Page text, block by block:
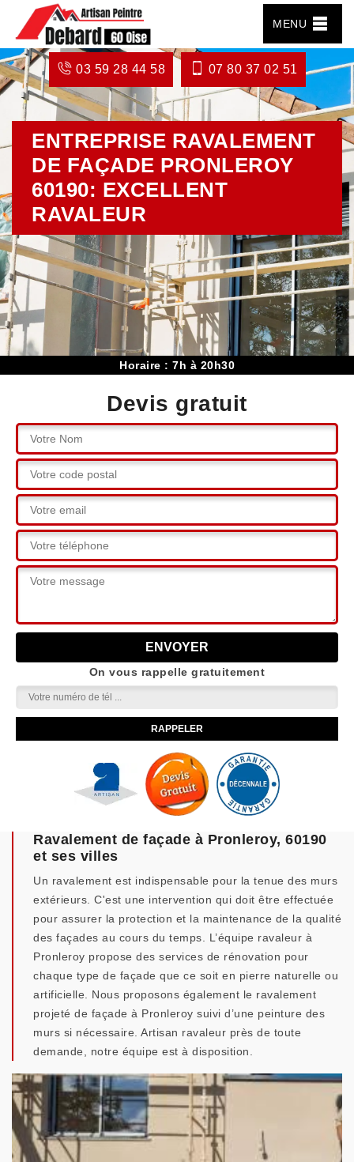
MENU
03 59 28 44 58 07 80 37 02 51
ENTREPRISE RAVALEMENT
DE FAÇADE PRONLEROY
60190: EXCELLENT
RAVALEUR
Horaire : 7h à 20h30
Devis gratuit
On vous rappelle gratuitement
Ravalement de façade à Pronleroy, 60190
et ses villes
Un ravalement est indispensable pour la tenue des murs
extérieurs. C'est une intervention qui doit être effectuée
pour assurer la protection et la maintenance de la qualité
des façades au cours du temps. L’équipe ravaleur à
Pronleroy propose des services de rénovation pour
chaque type de façade que ce soit en pierre naturelle ou
artificielle. Nous proposons également le ravalement
projeté de façade à Pronleroy suivi d’une peinture des
murs si nécessaire. Artisan ravaleur près de toute
demande, notre équipe est à disposition.